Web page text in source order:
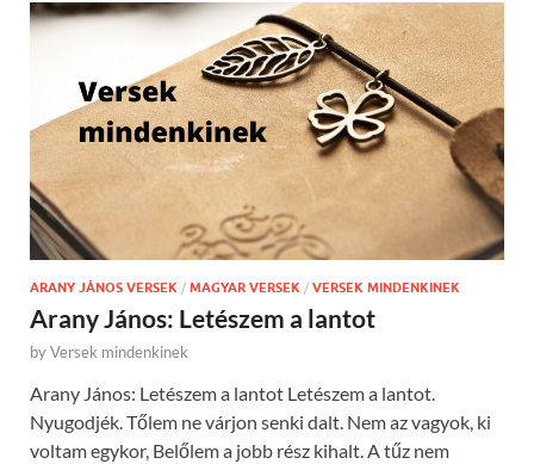
ARANY JÁNOS VERSEK / MAGYAR VERSEK / VERSEK MINDENKINEK
Arany János: Letészem a lantot
byVersek mindenkinek
Arany János: Letészem a lantot Letészem a lantot.
Nyugodjék. Tőlem ne várjon senki dalt. Nem az vagyok, ki
voltam egykor, Belőlem a jobb rész kihalt. A tűz nem